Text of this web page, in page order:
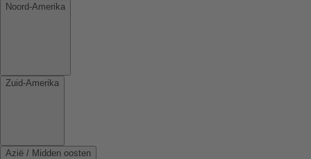
Noord-Amerika
Zuid-Amerika
Azië / Midden oosten